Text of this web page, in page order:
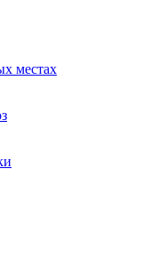
местах